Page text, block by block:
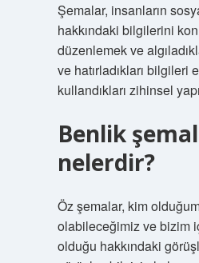
Şemalar, insanların
hakkındaki bilgilerini
düzenlemek ve
ve hatırladıkları bilgileri
kullandıkları zihinsel
Benlik
nelerdir?
Öz şemalar, kim
olabileceğimiz ve bizim
olduğu hakkındaki